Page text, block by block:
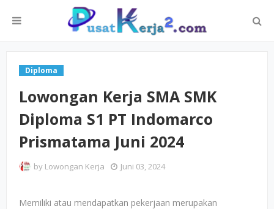
Diploma
Lowongan Kerja SMA SMK
Diploma S1 PT Indomarco
Prismatama Juni 2024
by Lowongan Kerja Juni 03, 2024
Memiliki atau mendapatkan pekerjaan merupakan